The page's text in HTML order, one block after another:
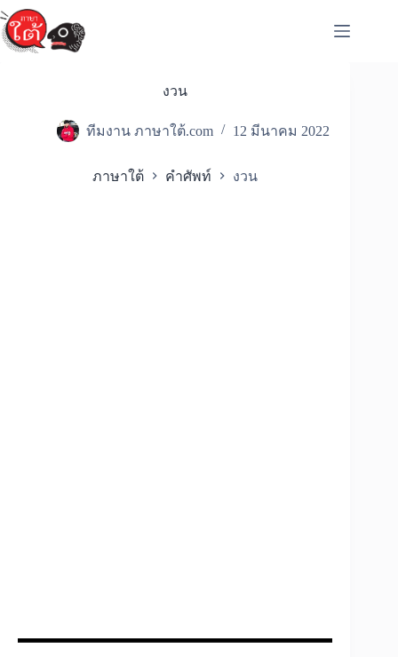
Skip
to
content
งวน
ทีมงาน ภาษาใต้.com 12 มีนาคม 2022
ภาษาใต้ คำศัพท์ งวน